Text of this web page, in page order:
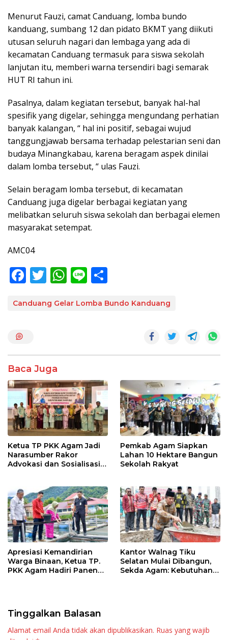
Menurut Fauzi, camat Canduang, lomba bundo
kanduang, sumbang 12 dan pidato BKMT yang diikuti
utusan seluruh nagari dan lembaga yang ada di
kecamatan Canduang termasuk para siswa sekolah
lanjutan itu, memberi warna tersendiri bagi semarak
HUT RI tahun ini.
Pasalnya, dalam kegiatan tersebut, banyak hal-hal
spesifik yang digelar, sehingga mengundang perhatian
banyak kalangan, “ hal ini positif, sebagai wujud
tanggungjawab bersama terhadap pelestarian seni dan
budaya Minangkabau, karena beragam aspek dinilai
dalam lomba tersebut, “ ulas Fauzi.
Selain beragam lomba tersebut, di kecamatan
Canduang juga digelar berbagai kegiatan yang
melibatkan seluruh siswa sekolah dan berbagai elemen
masyarakat setempat.
AMC04
F
ac
e
o
k
T
w
itt
W
h
at
p
Li
n
e ar
Canduang Gelar Lomba Bundo Kanduang
Baca Juga
Ketua TP PKK Agam Jadi
Narasumber Rakor
Advokasi dan Sosialisasi
Pemkab Agam Siapkan
Lahan 10 Hektare Bangun
Sekolah Rakyat
Apresiasi Kemandirian
Warga Binaan, Ketua TP.
PKK Agam Hadiri Panen
Kantor Walnag Tiku
Selatan Mulai Dibangun,
Sekda Agam: Kebutuhan
Tinggalkan Balasan
Alamat email Anda tidak akan dipublikasikan. Ruas yang wajib